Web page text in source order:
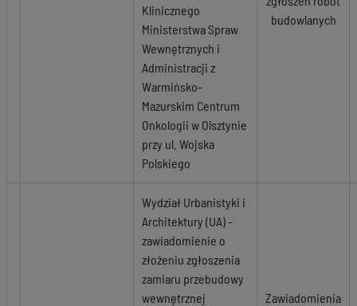
Klinicznego
Ministerstwa Spraw
Wewnętrznych i
Administracji z
Warmińsko-
Mazurskim Centrum
Onkologii w Olsztynie
przy ul. Wojska
Polskiego
budowlanych
Wydział Urbanistyki i
Architektury (UA) -
zawiadomienie o
złożeniu zgłoszenia
zamiaru przebudowy
wewnętrznej
Zawiadomienia